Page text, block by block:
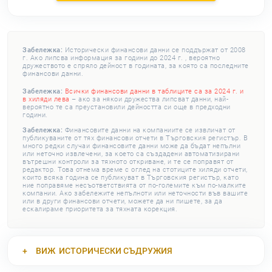
Забележка: Исторически финансови данни се поддържат от 2008
г. Ако липсва информация за години до 2024 г. , вероятно
дружеството е спряло дейност в годината, за която са последните
финансови данни.
Забележка: Всички финансови данни в таблиците са за 2024 г. и
в хиляди лева – ако за някои дружества липсват данни, най-
вероятно те са преустановили дейността си още в предходни
години.
Забележка: Финансовите данни на компаниите се извличат от
публикуваните от тях финансови отчети в Търговския регистър. В
много редки случаи финансовите данни може да бъдат непълни
или неточно извлечени, за което са създадени автоматизирани
вътрешни контроли за тяхното откриване, и те се поправят от
редактор. Това отнема време с оглед на стотиците хиляди отчети,
които всяка година се публикуват в Търговския регистър, като
ние поправяме несъответствията от по-големите към по-малките
компании. Ако забележите непълноти или неточности във вашите
или в други финансови отчети, можете да ни пишете, за да
ескалираме приоритета за тяхната корекция.
ВИЖ ИСТОРИЧЕСКИ СЪДРУЖИЯ